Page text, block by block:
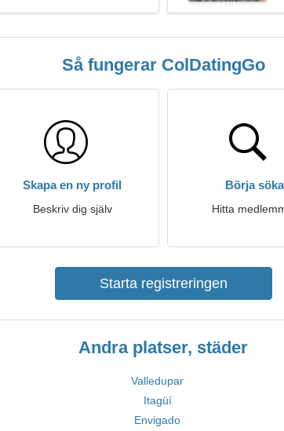
Så fungerar ColDatingGo
Skapa en ny profil
Beskriv dig själv
Börja söka
Hitta
Starta registreringen
Andra platser, städer
Valledupar
Itagüí
Envigado